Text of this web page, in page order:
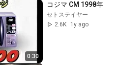
0:30
コジマ CM 1998年
セトステイヤー
2.6K
1y ago